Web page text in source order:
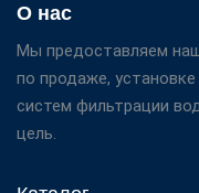
О нас
Мы предоставляем
по продаже,
систем фильтрации
цель.